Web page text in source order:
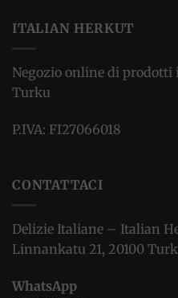
ITALIAN HERKUT
Negozio online di
Turku
P.IVA: FI27066018
CONTATTACI
Delizie Italiane – Italian
Linnankatu 21, 20100
WhatsApp